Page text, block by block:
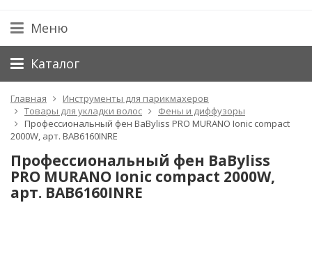
Меню
Каталог
Главная
Инструменты для парикмахеров
Товары для укладки волос
Фены и диффузоры
Профессиональный фен BaByliss PRO MURANO Ionic compact
2000W, арт. BAB6160INRE
Профессиональный фен BaByliss
PRO MURANO Ionic compact 2000W,
арт. BAB6160INRE